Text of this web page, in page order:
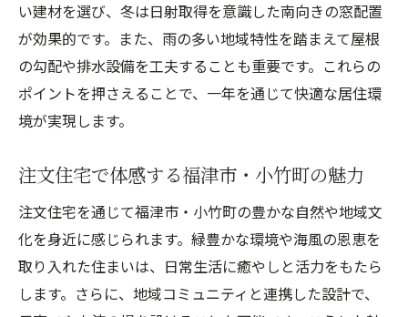
い建材を選び、冬は日射取得を意識した南向きの窓配置
が効果的です。また、雨の多い地域特性を踏まえて屋根
の勾配や排水設備を工夫することも重要です。これらの
ポイントを押さえることで、一年を通じて快適な居住環
境が実現します。
注文住宅で体感する福津市・小竹町の魅力
注文住宅を通じて福津市・小竹町の豊かな自然や地域文
化を身近に感じられます。緑豊かな環境や海風の恩恵を
取り入れた住まいは、日常生活に癒やしと活力をもたら
します。さらに、地域コミュニティと連携した設計で、